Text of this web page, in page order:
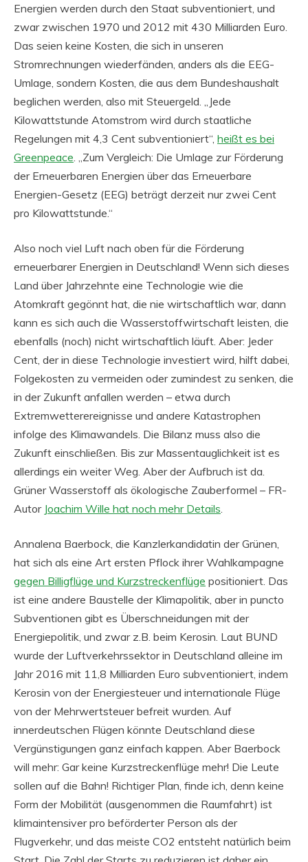
Energien werden durch den Staat subventioniert, und
zwar zwischen 1970 und 2012 mit 430 Milliarden Euro.
Das seien keine Kosten, die sich in unseren
Stromrechnungen wiederfänden, anders als die EEG-
Umlage, sondern Kosten, die aus dem Bundeshaushalt
beglichen werden, also mit Steuergeld. „Jede
Kilowattstunde Atomstrom wird durch staatliche
Regelungen mit 4,3 Cent subventioniert“, heißt es bei
Greenpeace . „Zum Vergleich: Die Umlage zur Förderung
der Erneuerbaren Energien über das Erneuerbare
Energien-Gesetz (EEG) beträgt derzeit nur zwei Cent
pro Kilowattstunde.“
Also noch viel Luft nach oben für die Förderung
erneuerbarer Energien in Deutschland! Wenn sich dieses
Land über Jahrzehnte eine Technologie wie die
Atomkraft gegönnt hat, die nie wirtschaftlich war, dann
kann es sich auch die Wasserstoffwirtschaft leisten, die
ebenfalls (noch) nicht wirtschaftlich läuft. Aber: Jeder
Cent, der in diese Technologie investiert wird, hilft dabei,
Folgekosten zu vermeiden oder zumindest zu senken, die
in der Zukunft anfallen werden – etwa durch
Extremwetterereignisse und andere Katastrophen
infolge des Klimawandels. Die Bilanz muss also die
Zukunft einschließen. Bis zur Massentauglichkeit ist es
allerdings ein weiter Weg. Aber der Aufbruch ist da.
Grüner Wasserstoff als ökologische Zauberformel – FR-
Autor Joachim Wille hat noch mehr Details
Annalena Baerbock, die Kanzlerkandidatin der Grünen,
hat sich als eine Art ersten Pflock ihrer Wahlkampagne
gegen Billigflüge und Kurzstreckenflüge positioniert. Das
ist eine andere Baustelle der Klimapolitik, aber in puncto
Subventionen gibt es Überschneidungen mit der
Energiepolitik, und zwar z.B. beim Kerosin. Laut BUND
wurde der Luftverkehrssektor in Deutschland alleine im
Jahr 2016 mit 11,8 Milliarden Euro subventioniert, indem
Kerosin von der Energiesteuer und internationale Flüge
von der Mehrwertsteuer befreit wurden. Auf
innerdeutschen Flügen könnte Deutschland diese
Vergünstigungen ganz einfach kappen. Aber Baerbock
will mehr: Gar keine Kurzstreckenflüge mehr! Die Leute
sollen auf die Bahn! Richtiger Plan, finde ich, denn keine
Form der Mobilität (ausgenommen die Raumfahrt) ist
klimaintensiver pro beförderter Person als der
Flugverkehr, und das meiste CO2 entsteht natürlich beim